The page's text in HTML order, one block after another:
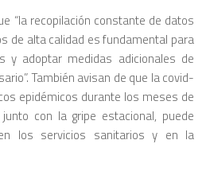
“la recopilación constante de datos
de alta calidad es fundamental para
y adoptar medidas adicionales de
También avisan de que la covid-
epidémicos durante los meses de
con la gripe estacional, puede
los servicios sanitarios y en la